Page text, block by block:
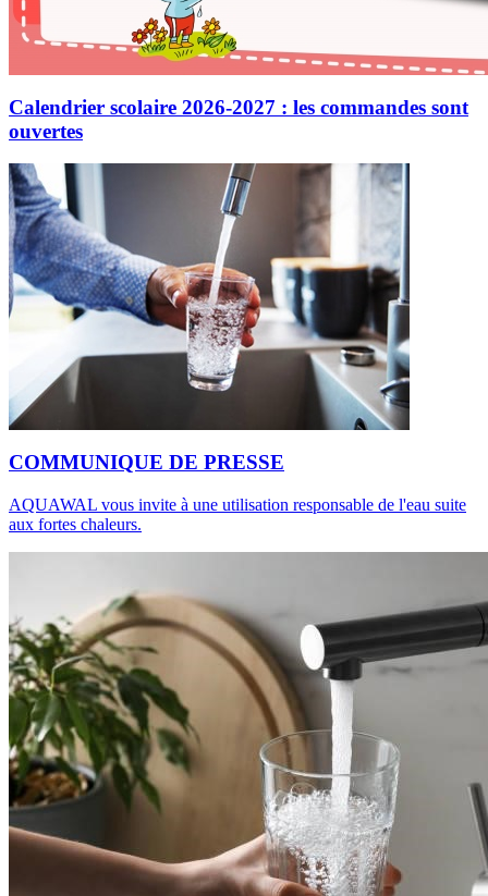
Calendrier scolaire 2026-2027 : les commandes sont
ouvertes
COMMUNIQUE DE PRESSE
AQUAWAL vous invite à une utilisation responsable de l'eau suite
aux fortes chaleurs.